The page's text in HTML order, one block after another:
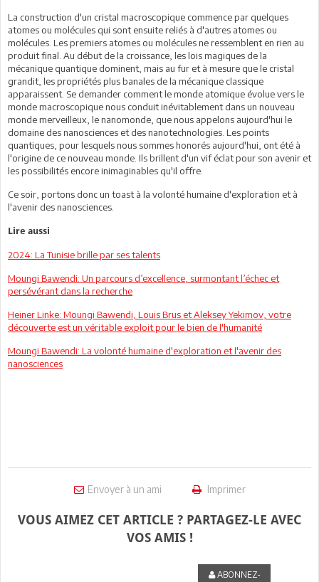
La construction d'un cristal macroscopique commence par quelques
atomes ou molécules qui sont ensuite reliés à d'autres atomes ou
molécules. Les premiers atomes ou molécules ne ressemblent en rien au
produit final. Au début de la croissance, les lois magiques de la
mécanique quantique dominent, mais au fur et à mesure que le cristal
grandit, les propriétés plus banales de la mécanique classique
apparaissent. Se demander comment le monde atomique évolue vers le
monde macroscopique nous conduit inévitablement dans un nouveau
monde merveilleux, le nanomonde, que nous appelons aujourd'hui le
domaine des nanosciences et des nanotechnologies. Les points
quantiques, pour lesquels nous sommes honorés aujourd'hui, ont été à
l'origine de ce nouveau monde. Ils brillent d'un vif éclat pour son avenir et
les possibilités encore inimaginables qu'il offre.
Ce soir, portons donc un toast à la volonté humaine d'exploration et à
l'avenir des nanosciences.
Lire aussi
2024: La Tunisie brille par ses talents
Moungi Bawendi: Un parcours d’excellence, surmontant l’échec et
persévérant dans la recherche
Heiner Linke: Moungi Bawendi, Louis Brus et Aleksey Yekimov, votre
découverte est un véritable exploit pour le bien de l'humanité
Moungi Bawendi: La volonté humaine d'exploration et l'avenir des
nanosciences
Envoyer à un ami Imprimer
VOUS AIMEZ CET ARTICLE ? PARTAGEZ-LE AVEC
VOS AMIS !
ABONNEZ-